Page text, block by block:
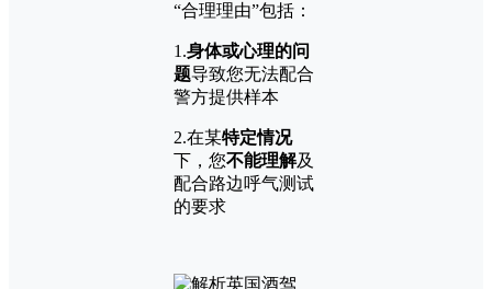
“合理理由”包括：
1.身体或心理的问
题导致您无法配合
警方提供样本
2.在某特定情况
下，您不能理解及
配合路边呼气测试
的要求